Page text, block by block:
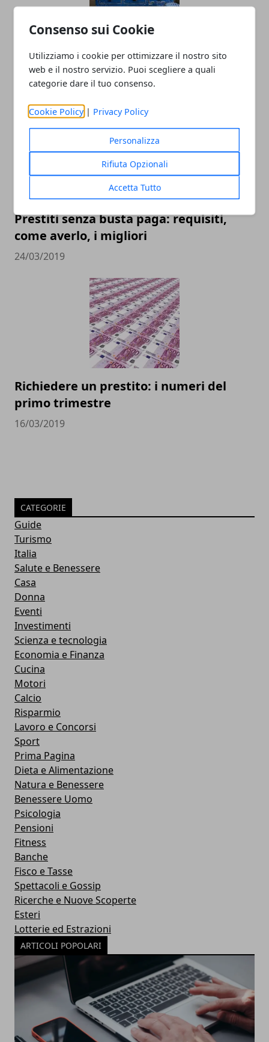
Consenso sui Cookie
Utilizziamo i cookie per ottimizzare il nostro sito
web e il nostro servizio. Puoi scegliere a quali
categorie dare il tuo consenso.
Cookie Policy | Privacy Policy
Personalizza
Rifiuta Opzionali
Accetta Tutto
Prestiti Casa, Arredamento e Mobili:
Proposte Aprile 2019
24/04/2019
Prestiti senza busta paga: requisiti,
come averlo, i migliori
24/03/2019
Richiedere un prestito: i numeri del
primo trimestre
16/03/2019
CATEGORIE
Guide
Turismo
Italia
Salute e Benessere
Casa
Donna
Eventi
Investimenti
Scienza e tecnologia
Economia e Finanza
Cucina
Motori
Calcio
Risparmio
Lavoro e Concorsi
Sport
Prima Pagina
Dieta e Alimentazione
Natura e Benessere
Benessere Uomo
Psicologia
Pensioni
Fitness
Banche
Fisco e Tasse
Spettacoli e Gossip
Ricerche e Nuove Scoperte
Esteri
Lotterie ed Estrazioni
ARTICOLI POPOLARI